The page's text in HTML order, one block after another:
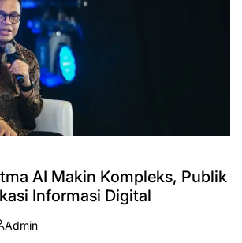
AI Makin Kompleks, Publik
Informasi Digital
Admin